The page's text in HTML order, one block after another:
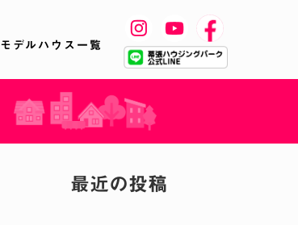
モデルハウス一覧
最近の投稿